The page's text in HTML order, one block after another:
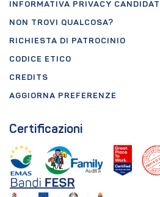
INFORMATIVA PRIVACY CANDIDATI
NON TROVI QUALCOSA?
RICHIESTA DI PATROCINIO
CODICE ETICO
CREDITS
AGGIORNA PREFERENZE
Certificazioni